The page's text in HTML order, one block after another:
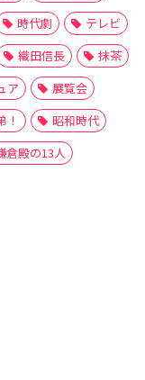
時代劇
テレビ
織田信長
抹茶
ア
展覧会
！
昭和時代
倉殿の13人